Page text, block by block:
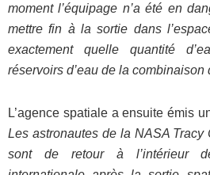
moment l’équipage n’a été en
mettre fin à la sortie dans
exactement quelle quantité
réservoirs d’eau de la combinaison
L’agence spatiale a ensuite émis
Les astronautes de la NASA Tracy
sont de retour à l’intérieur